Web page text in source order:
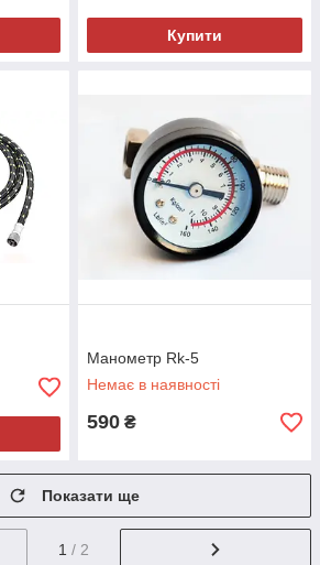
Купити
Манометр Rk-5
Немає в наявності
590 ₴
Показати ще
1 / 2